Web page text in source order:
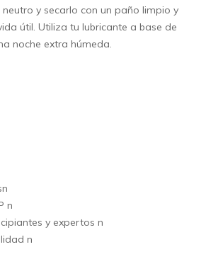
y secarlo con un paño limpio y
útil. Utiliza tu lubricante a base de
noche extra húmeda.
n
y expertos n
n